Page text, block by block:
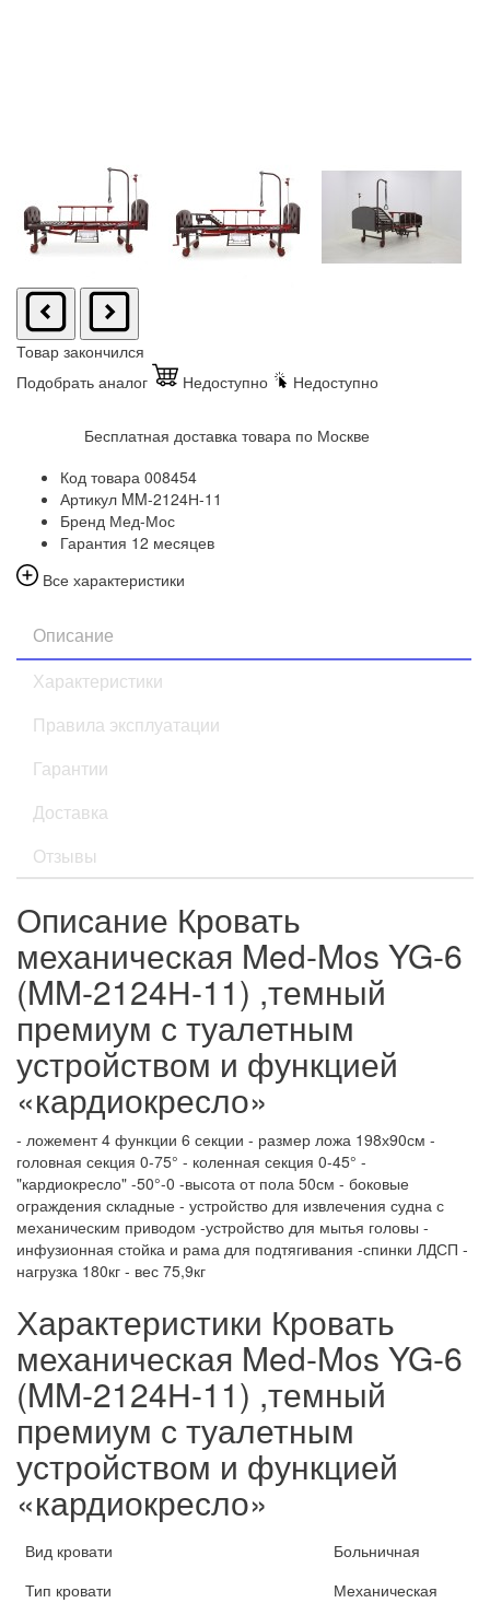
Товар закончился
Подобрать аналог
Недоступно Недоступно
Бесплатная доставка товара по Москве
Код товара 008454
Артикул MM-2124Н-11
Бренд Мед-Мос
Гарантия 12 месяцев
Все характеристики
Описание
Характеристики
Правила эксплуатации
Гарантии
Доставка
Отзывы
Описание Кровать
механическая Med-Mos YG-6
(MM-2124Н-11) ,темный
премиум с туалетным
устройством и функцией
«кардиокресло»
- ложемент 4 функции 6 секции - размер ложа 198х90см -
головная секция 0-75° - коленная секция 0-45° -
"кардиокресло" -50°-0 -высота от пола 50см - боковые
ограждения складные - устройство для извлечения судна с
механическим приводом -устройство для мытья головы -
инфузионная стойка и рама для подтягивания -спинки ЛДСП -
нагрузка 180кг - вес 75,9кг
Характеристики Кровать
механическая Med-Mos YG-6
(MM-2124Н-11) ,темный
премиум с туалетным
устройством и функцией
«кардиокресло»
Вид кровати
Больничная
Тип кровати
Механическая